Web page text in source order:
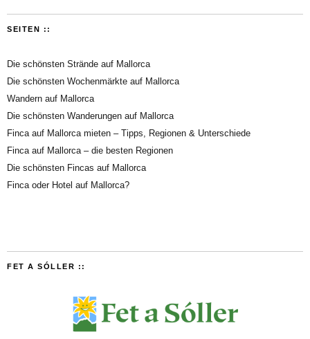
SEITEN ::
Die schönsten Strände auf Mallorca
Die schönsten Wochenmärkte auf Mallorca
Wandern auf Mallorca
Die schönsten Wanderungen auf Mallorca
Finca auf Mallorca mieten – Tipps, Regionen & Unterschiede
Finca auf Mallorca – die besten Regionen
Die schönsten Fincas auf Mallorca
Finca oder Hotel auf Mallorca?
FET A SÓLLER ::